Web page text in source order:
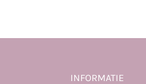
INFORMATIE